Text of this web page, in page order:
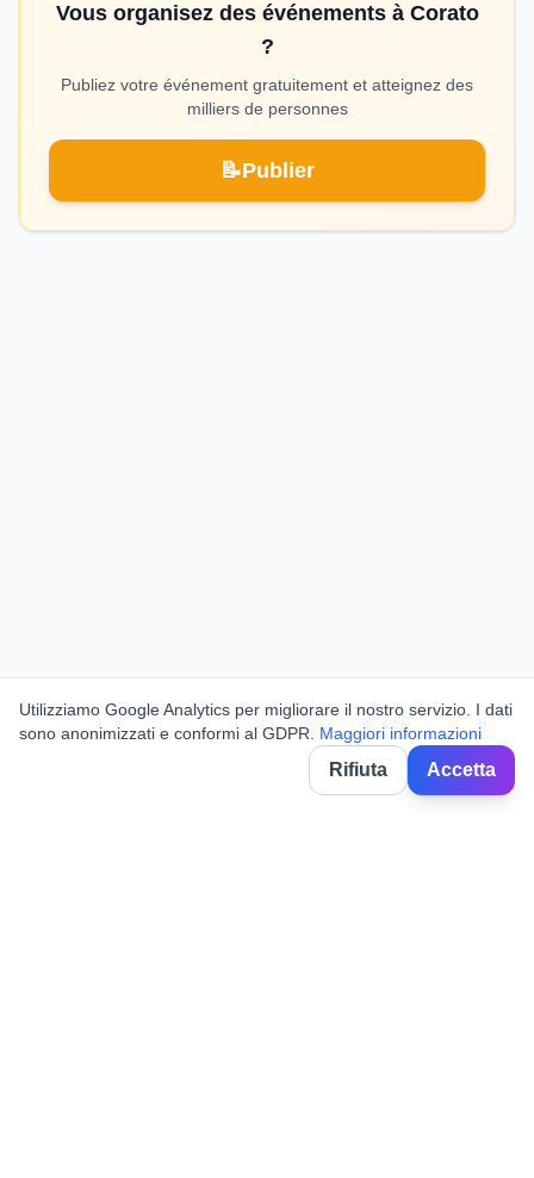
Utilizziamo Google Analytics per migliorare il nostro servizio. I dati
sono anonimizzati e conformi al GDPR.
Maggiori informazioni
Rifiuta Accetta
Vous organisez des événements à Corato
?
Publiez votre événement gratuitement et atteignez des
milliers de personnes
📝Publier